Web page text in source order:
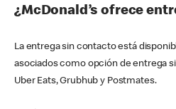
¿McDonald’s ofrece
La entrega sin contacto está
asociados como opción de entrega
Uber Eats, Grubhub y Postmates.